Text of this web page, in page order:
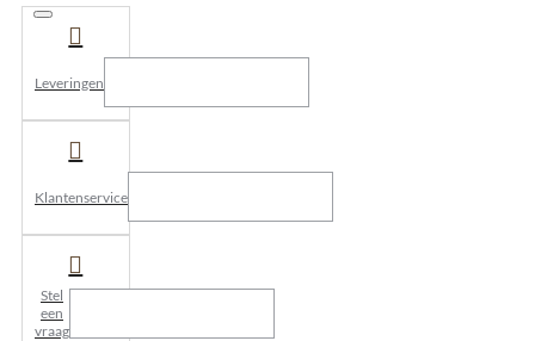
Leveringen
Klantenservice
Stel
een
vraag